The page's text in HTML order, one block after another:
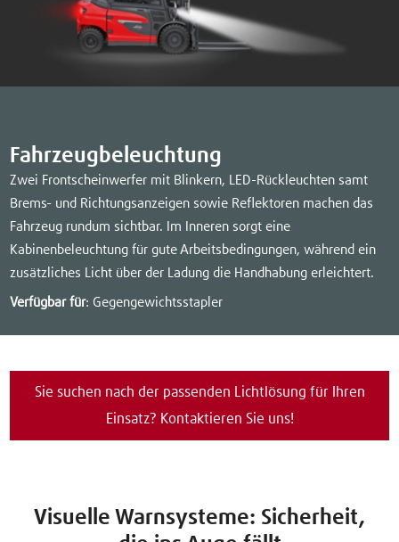
Fahrzeugbeleuchtung
Zwei Frontscheinwerfer mit Blinkern, LED-Rückleuchten samt
Brems- und Richtungsanzeigen sowie Reflektoren machen das
Fahrzeug rundum sichtbar. Im Inneren sorgt eine
Kabinenbeleuchtung für gute Arbeitsbedingungen, während ein
zusätzliches Licht über der Ladung die Handhabung erleichtert.
Verfügbar für: Gegengewichtsstapler
Sie suchen nach der passenden Lichtlösung für Ihren
Einsatz? Kontaktieren Sie uns!
Visuelle Warnsysteme: Sicherheit,